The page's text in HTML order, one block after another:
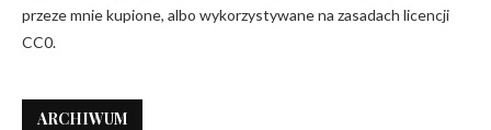
przeze mnie kupione, albo wykorzystywane na zasadach licencji
CC0.
ARCHIWUM